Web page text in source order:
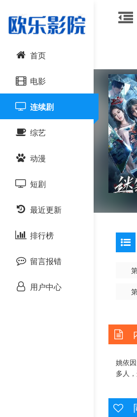
首页
电影
动作片
喜剧片
爱情片
科幻片
恐怖片
剧情片
战争片
悬疑片
连续剧
综艺
大陆综艺
日韩综艺
港台综艺
欧美综艺
动漫
国产动漫
日韩动漫
欧美动漫
短剧
最近更新
排行榜
留言报错
用户中心
姚依
多人